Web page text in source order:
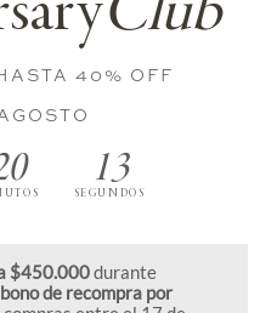
40% OFF
13
SEGUNDOS
$450.000durante
bono de recompra por